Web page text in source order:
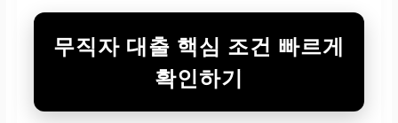
무직자 대출 핵심 조건 빠르게
확인하기